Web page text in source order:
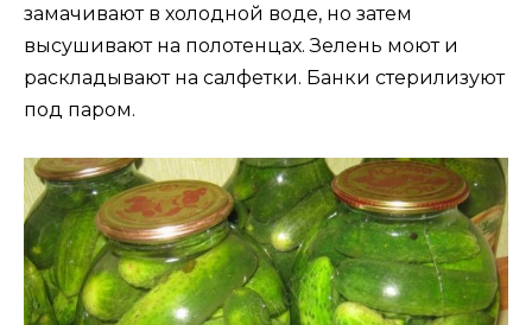
замачивают в холодной воде, но затем
высушивают на полотенцах. Зелень моют и
раскладывают на салфетки. Банки стерилизуют
под паром.